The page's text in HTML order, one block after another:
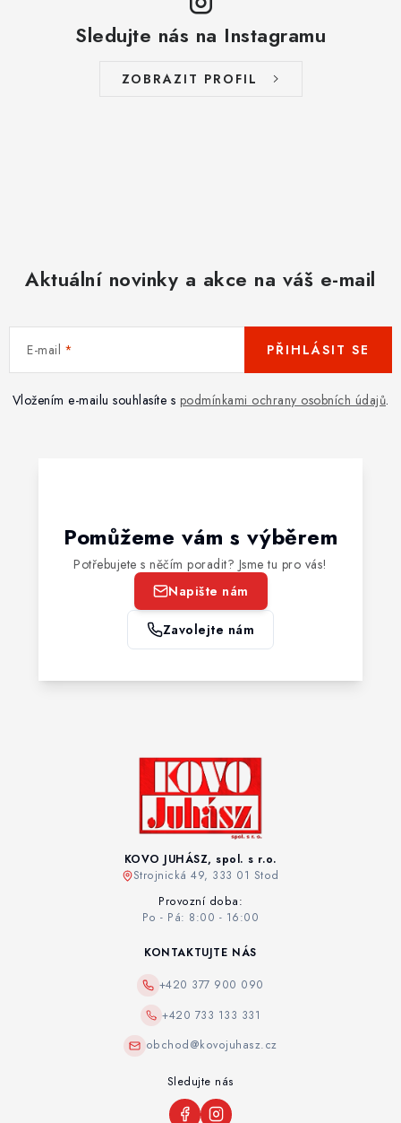
Sledujte nás na Instagramu
ZOBRAZIT PROFIL
Aktuální novinky a akce na váš e-mail
E-mail
Vložením e-mailu souhlasíte s podmínkami ochrany osobních údajů.
PŘIHLÁSIT SE
Pomůžeme vám s výběrem
Potřebujete s něčím poradit? Jsme tu pro vás!
Napište nám
Zavolejte nám
KOVO JUHÁSZ, spol. s r.o.
Strojnická 49, 333 01 Stod
Provozní doba:
Po - Pá: 8:00 - 16:00
KONTAKTUJTE NÁS
+420 377 900 090
+420 733 133 331
obchod@kovojuhasz.cz
Sledujte nás